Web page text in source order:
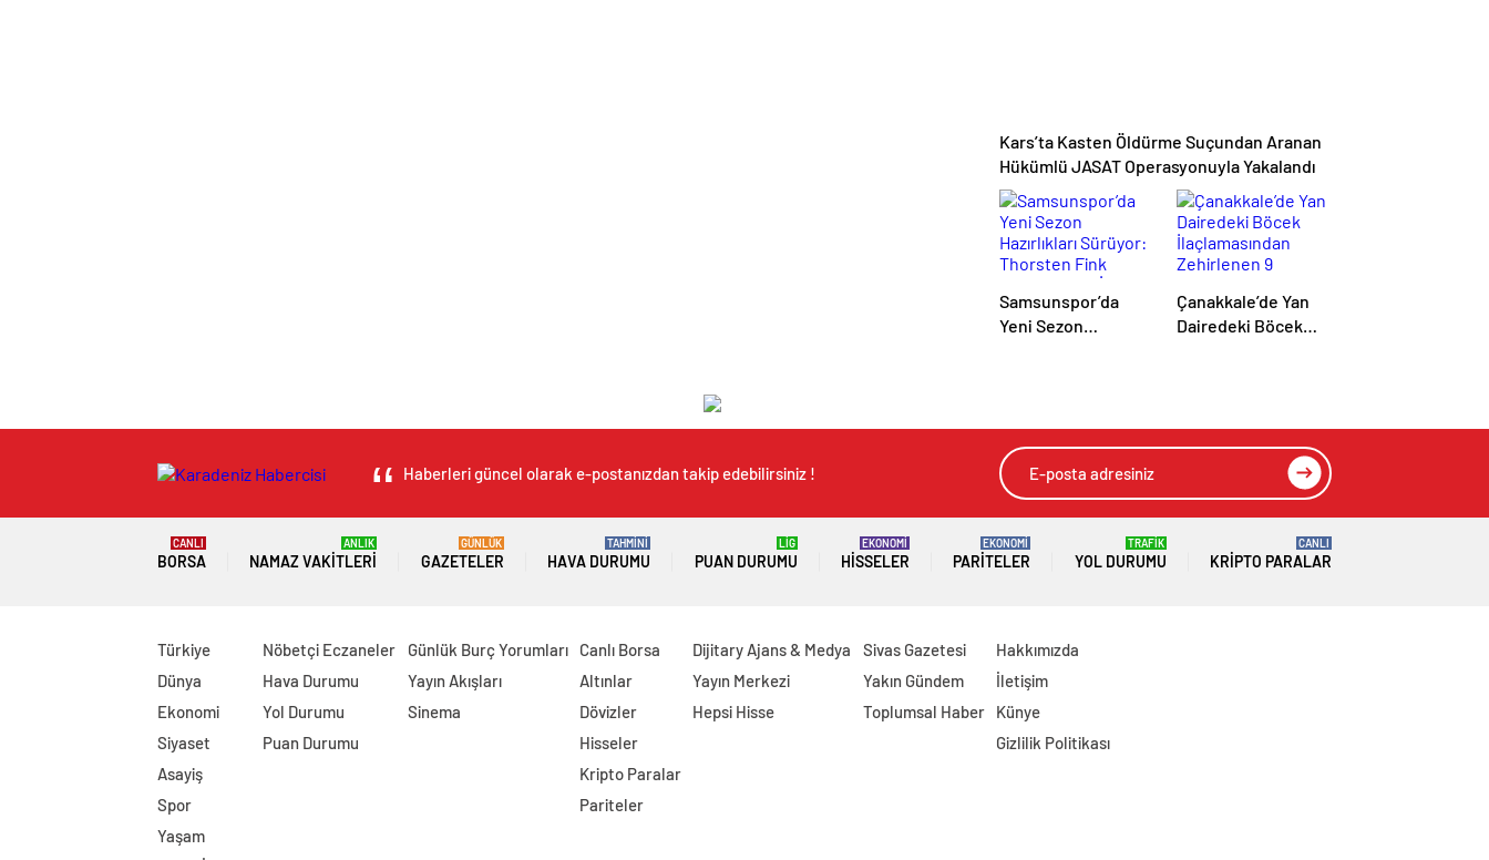
Kars’ta Kasten Öldürme Suçundan Aranan
Hükümlü JASAT Operasyonuyla Yakalandı
Samsunspor’da
Yeni Sezon
Çanakkale’de Yan
Dairedeki Böcek
Haberleri güncel olarak e-postanızdan takip edebilirsiniz !
BORSA
CANLI
NAMAZ VAKITLERI
ANLIK
GAZETELER
GÜNLÜK
HAVA DURUMU
TAHMİNİ
PUAN DURUMU
LİG
HISSELER
EKONOMİ
PARITELER
EKONOMİ
YOL DURUMU
TRAFİK
KRIPTO PARALAR
CANLI
Türkiye
Dünya
Ekonomi
Siyaset
Asayiş
Spor
Yaşam
Nöbetçi Eczaneler
Hava Durumu
Yol Durumu
Puan Durumu
Günlük Burç Yorumları
Yayın Akışları
Sinema
Canlı Borsa
Altınlar
Dövizler
Hisseler
Kripto Paralar
Pariteler
Dijitary Ajans & Medya
Yayın Merkezi
Hepsi Hisse
Sivas Gazetesi
Yakın Gündem
Toplumsal Haber
Hakkımızda
İletişim
Künye
Gizlilik Politikası